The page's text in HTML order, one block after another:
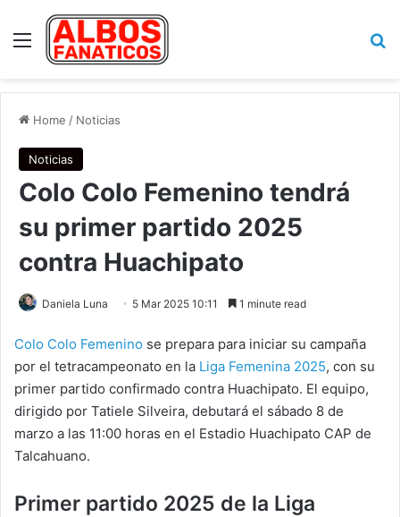
Menu
Home / Noticias
Noticias
Colo Colo Femenino tendrá
su primer partido 2025
contra Huachipato
Daniela Luna 5 Mar 2025 10:11 1 minute read
Colo Colo Femenino se prepara para iniciar su campaña
por el tetracampeonato en la Liga Femenina 2025, con su
primer partido confirmado contra Huachipato. El equipo,
dirigido por Tatiele Silveira, debutará el sábado 8 de
marzo a las 11:00 horas en el Estadio Huachipato CAP de
Talcahuano.
Primer partido 2025 de la Liga